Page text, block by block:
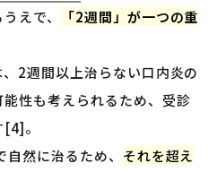
えで、
「2週間」が一つの重
2週間以上治らない口内炎の
性も考えられるため、受診
。
然に治るため、 それを超え